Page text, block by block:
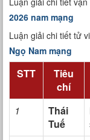
2026 nam mạng
Luận giải chi tiết tử
Ngọ Nam mạng
STT
Tiêu
chí
1
Thái
Tuế